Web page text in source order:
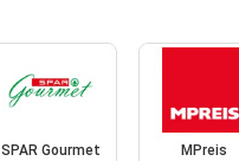
SPAR Gourmet MPreis